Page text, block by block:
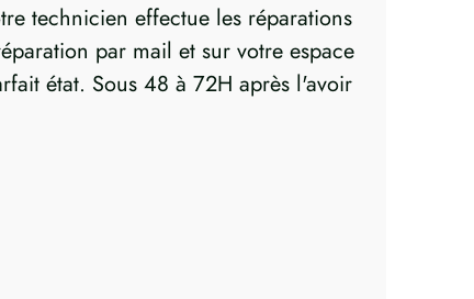
technicien effectue les réparations
par mail et sur votre espace
état. Sous 48 à 72H après l'avoir